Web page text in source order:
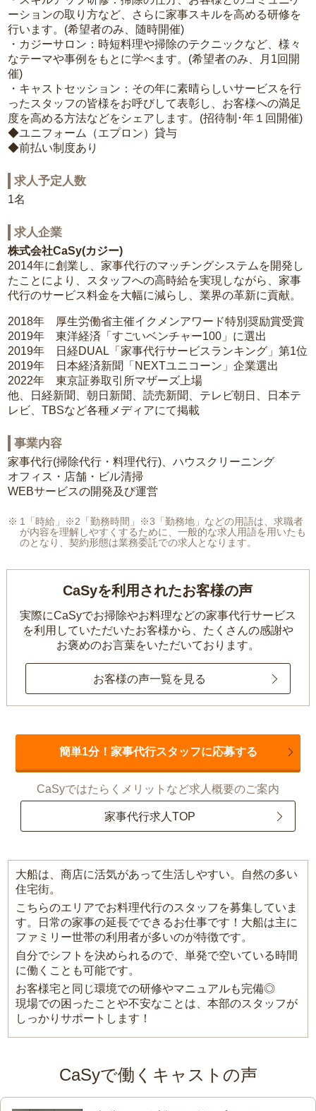
ーションの取り方など、さらに家事スキルを高める研修を
行います。(希望者のみ、随時開催)
・カジーサロン：時短料理や掃除のテクニックなど、様々
なテーマや事例をもとに学べます。(希望者のみ、月1回開
催)
・キャストセッション：その年に素晴らしいサービスを行
ったスタッフの皆様をお呼びして表彰し、お客様への満足
度を高める方法などをシェアします。(招待制･年１回開催)
◆ユニフォーム（エプロン）貸与
◆前払い制度あり
求人予定人数
1名
求人企業
株式会社CaSy(カジー)
2014年に創業し、家事代行のマッチングシステムを開発し
たことにより、スタッフへの高時給を実現しながら、家事
代行のサービス料金を大幅に減らし、業界の革新に貢献。
2018年 厚生労働省主催イクメンアワード特別奨励賞受賞
2019年 東洋経済「すごいベンチャー100」に選出
2019年 日経DUAL「家事代行サービスランキング」第1位
2019年 日本経済新聞「NEXTユニコーン」企業選出
2022年 東京証券取引所マザーズ上場
他、日経新聞、朝日新聞、読売新聞、テレビ朝日、日本テ
レビ、TBSなど各種メディアにて掲載
事業内容
家事代行(掃除代行・料理代行)、ハウスクリーニング
オフィス・店舗・ビル清掃
WEBサービスの開発及び運営
1「時給」※2「勤務時間」※3「勤務地」などの用語は、求職者
が内容を理解しやすくするために、一般的な求人用語を用いたも
のとなり、契約形態は業務委託での求人となります。
CaSyを利用されたお客様の声
実際にCaSyでお掃除やお料理などの家事代行サービス
を利用していただいたお客様から、 たくさんの感謝や
お褒めのお言葉をいただいております。
お客様の声一覧を見る
簡単1分！家事代行スタッフに応募する
CaSyではたらくメリットなど求人概要のご案内
家事代行求人TOP
大船は、商店に活気があって生活しやすい。自然の多い
住宅街。
こちらのエリアでお料理代行のスタッフを募集していま
す。日常の家事の延長でできるお仕事です！大船は主に
ファミリー世帯の利用者が多いのが特徴です。
自分でシフトを決められるので、単発で空いている時間
に働くことも可能です。
お客様宅と同じ環境での研修やマニュアルも完備◎
現場での困ったことや不安なことは、本部のスタッフが
しっかりサポートします！
CaSyで働くキャストの声